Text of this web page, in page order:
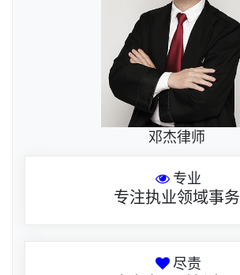
邓杰律师
专业
专注执业领域事务
尽责